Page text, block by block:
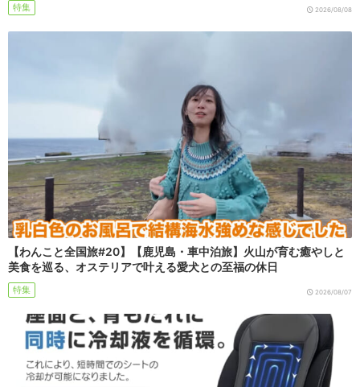
特集 2026/08/08
【わんこと全国旅#20】【鹿児島・車中泊旅】火山が育む癒やしと
美食を巡る、オステリアで叶える愛犬との至福の休日
特集 2026/08/07